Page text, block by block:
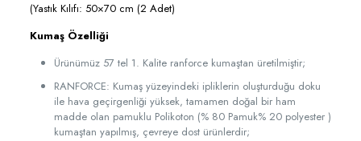
(Yastık Kılıfı: 50×70 cm (2 Adet)
Kumaş Özelliği
Ürünümüz 57 tel 1. Kalite ranforce kumaştan üretilmiştir;
RANFORCE: Kumaş yüzeyindeki ipliklerin oluşturduğu doku
ile hava geçirgenliği yüksek, tamamen doğal bir ham
madde olan pamuklu Polikoton (% 80 Pamuk% 20 polyester )
kumaştan yapılmış, çevreye dost ürünlerdir;